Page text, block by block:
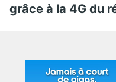
grâce à la 4G du